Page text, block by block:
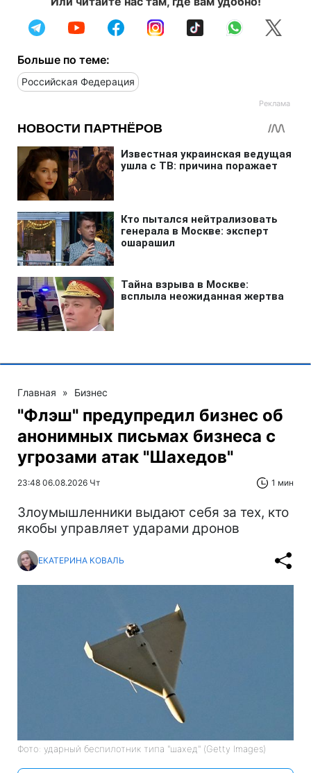
Больше по теме:
Российская Федерация
Главная » Бизнес
"Флэш" предупредил бизнес об
анонимных письмах бизнеса с
угрозами атак "Шахедов"
23:48 06.08.2026 Чт 1 мин
Злоумышленники выдают себя за тех, кто
якобы управляет ударами дронов
ЕКАТЕРИНА КОВАЛЬ
Фото: ударный беспилотник типа "шахед" (Getty Images)